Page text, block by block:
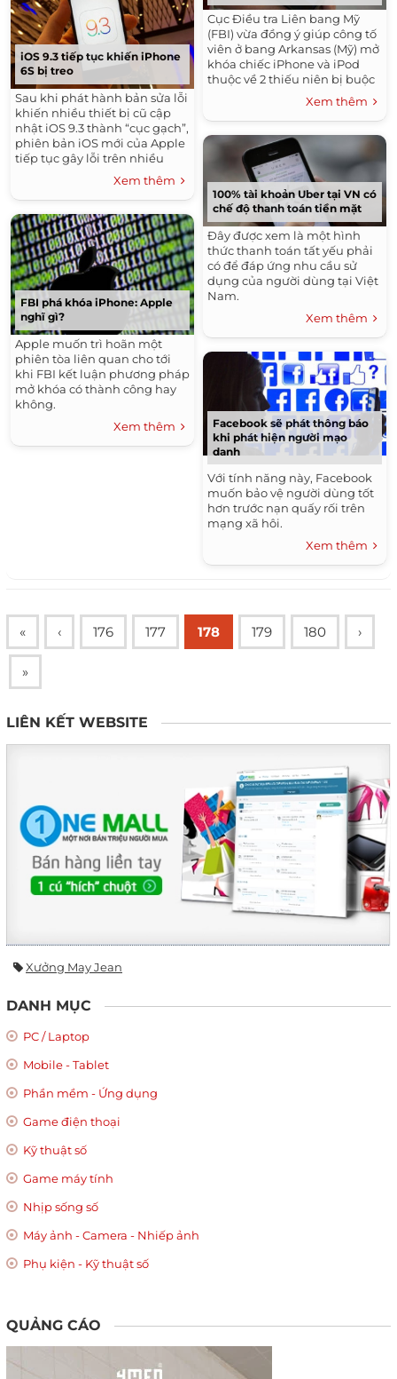
iOS 9.3 tiếp tục khiến iPhone
6S bị treo
Sau khi phát hành bản sửa lỗi
khiến nhiều thiết bị cũ cập
nhật iOS 9.3 thành “cục gạch”,
phiên bản iOS mới của Apple
tiếp tục gây lỗi trên nhiều
Xem thêm
FBI phá khóa iPhone: Apple
nghĩ gì?
Apple muốn trì hoãn một
phiên tòa liên quan cho tới
khi FBI kết luận phương pháp
mở khóa có thành công hay
không.
Xem thêm
Cục Điều tra Liên bang Mỹ
(FBI) vừa đồng ý giúp công tố
viên ở bang Arkansas (Mỹ) mở
khóa chiếc iPhone và iPod
thuộc về 2 thiếu niên bị buộc
Xem thêm
100% tài khoản Uber tại VN có
chế độ thanh toán tiền mặt
Đây được xem là một hình
thức thanh toán tất yếu phải
có để đáp ứng nhu cầu sử
dụng của người dùng tại Việt
Nam.
Xem thêm
Facebook sẽ phát thông báo
khi phát hiện người mạo
danh
Với tính năng này, Facebook
muốn bảo vệ người dùng tốt
hơn trước nạn quấy rối trên
mạng xã hôi.
Xem thêm
« ‹ 176 177 178 179 180 ›
»
LIÊN KẾT WEBSITE
Xưởng May Jean
DANH MỤC
PC / Laptop
Mobile - Tablet
Phần mềm - Ứng dụng
Game điện thoại
Kỹ thuật số
Game máy tính
Nhịp sống số
Máy ảnh - Camera - Nhiếp ảnh
Phụ kiện - Kỹ thuật số
QUẢNG CÁO